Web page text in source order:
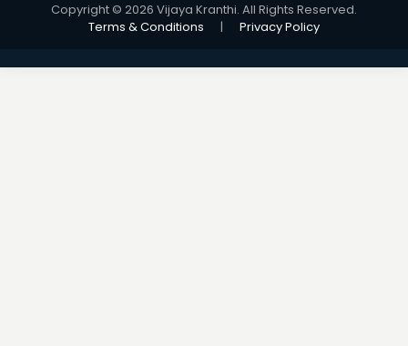
Copyright © 2026 Vijaya Kranthi. All Rights Reserved.
Terms & Conditions
| Privacy Policy